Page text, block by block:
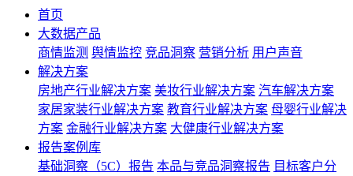
首页
大数据产品
商情监测 舆情监控 竞品洞察 营销分析 用户声音
解决方案
房地产行业解决方案 美妆行业解决方案 汽车解决方案
家居家装行业解决方案 教育行业解决方案 母婴行业解决
方案 金融行业解决方案 大健康行业解决方案
报告案例库
基础洞察（5C）报告 本品与竞品洞察报告 目标客户分